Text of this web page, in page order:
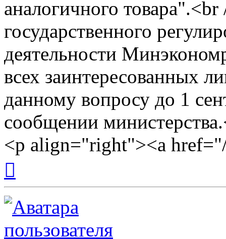
аналогичного
государственного
деятельности
всех заинтересованных
данному вопросу до 1
сообщении
<p align="right"><a
началу